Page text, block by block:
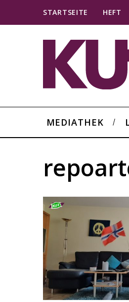
STARTSEITE HEFT
MEDIATHEK
S
e
a
r
c
h
f
o